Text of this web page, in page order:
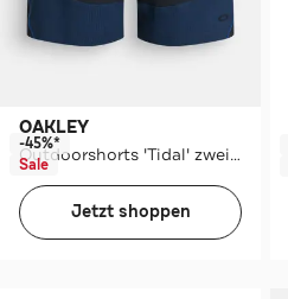
OAKLEY
Outdoorshorts 'Tidal' zweifarbig
-45%*
Sale
Jetzt shoppen